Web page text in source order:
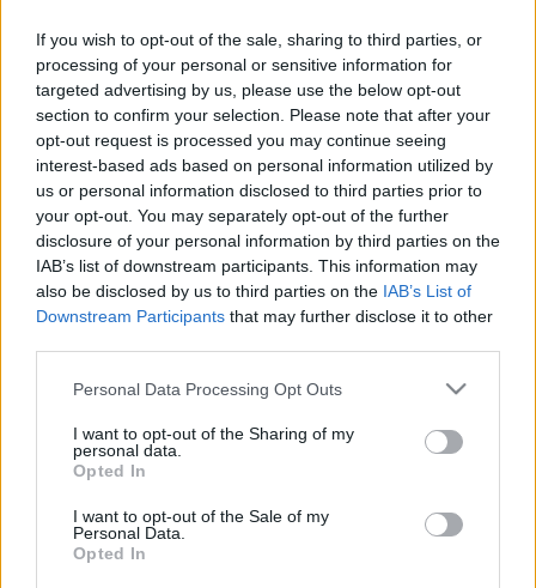
If you wish to opt-out of the sale, sharing to third parties, or
processing of your personal or sensitive information for
targeted advertising by us, please use the below opt-out
section to confirm your selection. Please note that after your
opt-out request is processed you may continue seeing
interest-based ads based on personal information utilized by
us or personal information disclosed to third parties prior to
your opt-out. You may separately opt-out of the further
disclosure of your personal information by third parties on the
IAB’s list of downstream participants. This information may
also be disclosed by us to third parties on the IAB’s List of
Downstream Participants that may further disclose it to other
Please note that this website/app uses one or more Google
not limited to your visit or usage behaviour. You may click to
grant or deny consent to Google and its third-party tags to
use your data for below specified purposes in below Google
consent section.
Personal Data Processing Opt Outs
I want to opt-out of the Sharing of my
personal data.
Opted In
I want to opt-out of the Sale of my
Personal Data.
Opted In
Hírek
Videók
Kisállatok egészsége
#allergia #influenza#cukorbetegség
#orvosmeteorológia#vérnyomás#stroke#rákbetegség
#pajzsmirigy#reflux#ekcéma#herpesz
Regisztráció
Egészségügyi ellátás